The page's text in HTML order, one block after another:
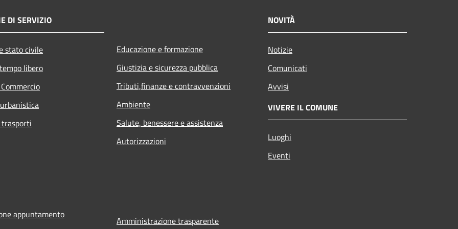
DI SERVIZIO
stato civile
libero
Educazione e formazione
Giustizia e sicurezza pubblica
Tributi,finanze e contravvenzioni
Ambiente
Salute, benessere e assistenza
Autorizzazioni
NOVITÀ
Notizie
Comunicati
Avvisi
VIVERE IL COMUNE
Luoghi
Eventi
appuntamento
Amministrazione trasparente